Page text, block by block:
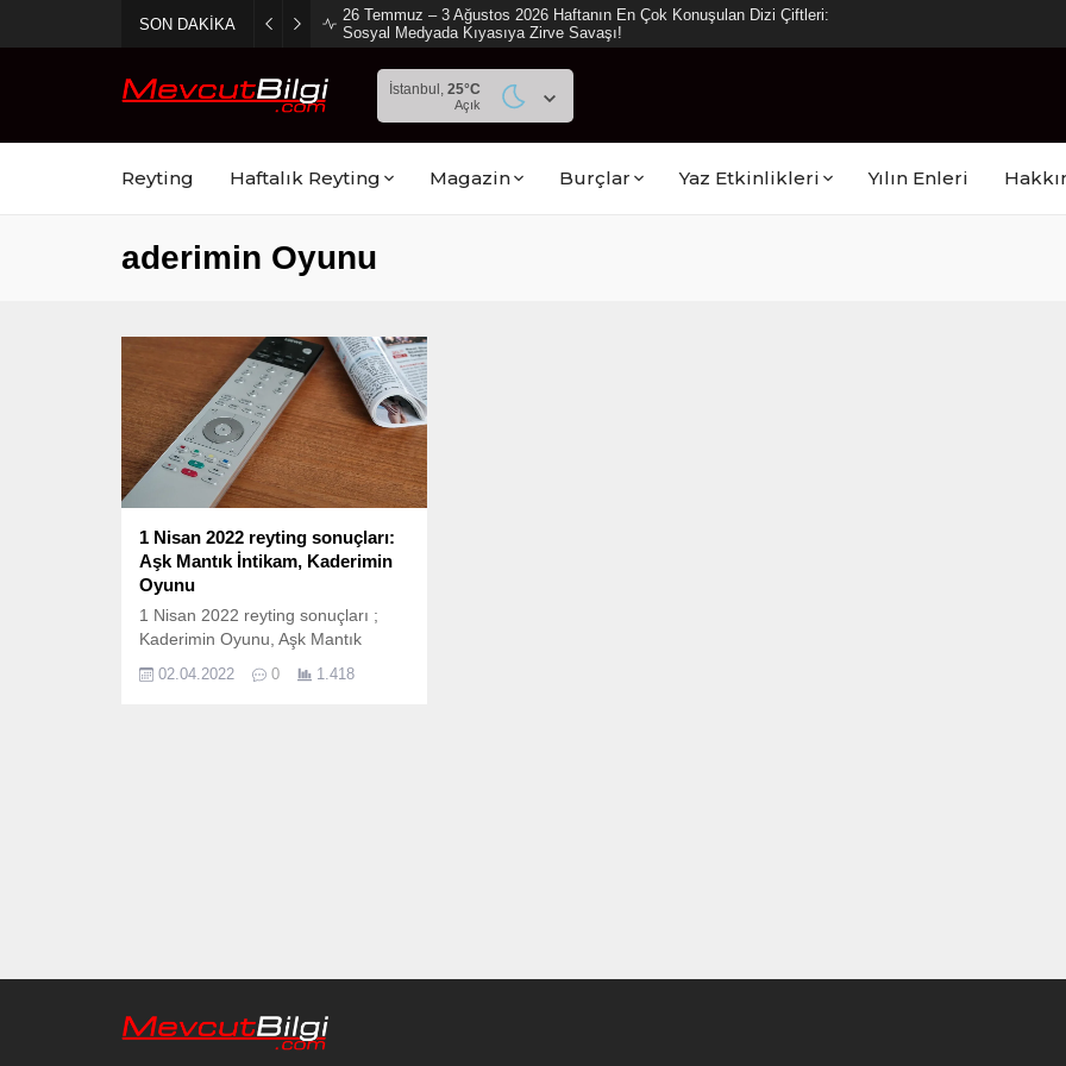
SON DAKİKA
2 Ağustos 2026 Sosyal Medya Reyting Sonuçları: “Daha 17” Ekranlara
Ambargo Koydu!
İstanbul, 25°C
Açık
Reyting Haftalık Reyting Magazin Burçlar Yaz Etkinlikleri Yılın Enleri
aderimin Oyunu
1 Nisan 2022 reyting sonuçları:
Aşk Mantık İntikam, Kaderimin
Oyunu
1 Nisan 2022 reyting sonuçları ;
Kaderimin Oyunu, Aşk Mantık
İntikam, Aziz, Yalnız Kurt, Arka
Sokaklar, Kara Tahta ve bir çok
02.04.2022 0 1.418